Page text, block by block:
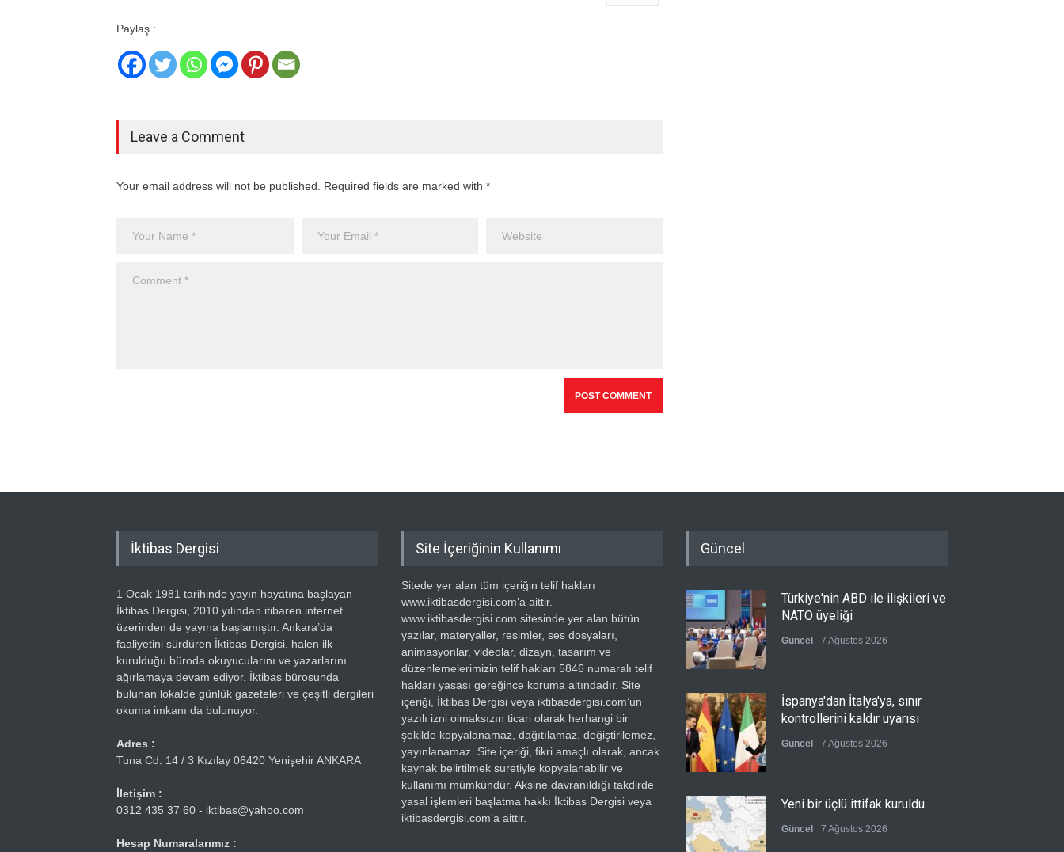
Paylaş :
Leave a Comment
Your email address will not be published. Required fields are marked with *
İktibas Dergisi
1 Ocak 1981 tarihinde yayın hayatına başlayan
İktibas Dergisi, 2010 yılından itibaren internet
üzerinden de yayına başlamıştır. Ankara’da
faaliyetini sürdüren İktibas Dergisi, halen ilk
kurulduğu büroda okuyucularını ve yazarlarını
ağırlamaya devam ediyor. İktibas bürosunda
bulunan lokalde günlük gazeteleri ve çeşitli dergileri
okuma imkanı da bulunuyor.
Adres :
Tuna Cd. 14 / 3 Kızılay 06420 Yenişehir ANKARA
İletişim :
0312 435 37 60 - iktibas@yahoo.com
Hesap Numaralarımız :
Site İçeriğinin Kullanımı
Sitede yer alan tüm içeriğin telif hakları
www.iktibasdergisi.com’a aittir.
www.iktibasdergisi.com sitesinde yer alan bütün
yazılar, materyaller, resimler, ses dosyaları,
animasyonlar, videolar, dizayn, tasarım ve
düzenlemelerimizin telif hakları 5846 numaralı telif
hakları yasası gereğince koruma altındadır. Site
içeriği, İktibas Dergisi veya iktibasdergisi.com’un
yazılı izni olmaksızın ticari olarak herhangi bir
şekilde kopyalanamaz, dağıtılamaz, değiştirilemez,
yayınlanamaz. Site içeriği, fikri amaçlı olarak, ancak
kaynak belirtilmek suretiyle kopyalanabilir ve
kullanımı mümkündür. Aksine davranıldığı takdirde
yasal işlemleri başlatma hakkı İktibas Dergisi veya
iktibasdergisi.com’a aittir.
Güncel
Türkiye'nin ABD ile ilişkileri ve
NATO üyeliği
Güncel 7 Ağustos 2026
İspanya'dan İtalya'ya, sınır
kontrollerini kaldır uyarısı
Güncel 7 Ağustos 2026
Yeni bir üçlü ittifak kuruldu
Güncel 7 Ağustos 2026